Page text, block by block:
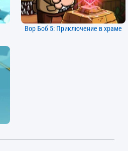
Вор Боб 5: Приключение в храме